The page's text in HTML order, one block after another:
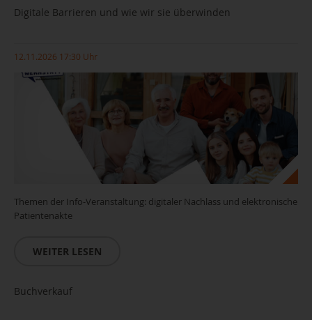
Digitale Barrieren und wie wir sie überwinden
12.11.2026 17:30 Uhr
Themen der Info-Veranstaltung: digitaler Nachlass und elektronische
Patientenakte
WEITER LESEN
Buchverkauf